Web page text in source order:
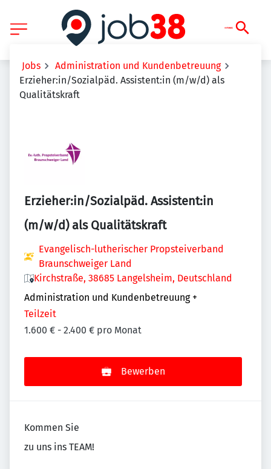
Jobs
Administration und Kundenbetreuung
Erzieher:in/Sozialpäd. Assistent:in (m/w/d) als
Qualitätskraft
Erzieher:in/Sozialpäd. Assistent:in
(m/w/d) als Qualitätskraft
Evangelisch-lutherischer Propsteiverband
Braunschweiger Land
Kirchstraße, 38685 Langelsheim, Deutschland
Administration und Kundenbetreuung +
Teilzeit
1.600 € - 2.400 € pro Monat
Bewerben
Kommen Sie
zu uns ins TEAM!